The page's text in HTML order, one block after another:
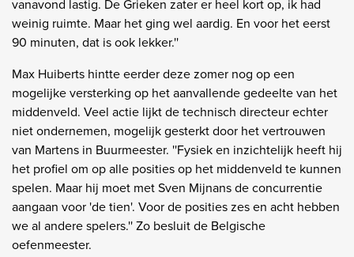
vanavond lastig. De Grieken zater er heel kort op, ik had
weinig ruimte. Maar het ging wel aardig. En voor het eerst
90 minuten, dat is ook lekker.''
Max Huiberts hintte eerder deze zomer nog op een
mogelijke versterking op het aanvallende gedeelte van het
middenveld. Veel actie lijkt de technisch directeur echter
niet ondernemen, mogelijk gesterkt door het vertrouwen
van Martens in Buurmeester. ''Fysiek en inzichtelijk heeft hij
het profiel om op alle posities op het middenveld te kunnen
spelen. Maar hij moet met Sven Mijnans de concurrentie
aangaan voor 'de tien'. Voor de posities zes en acht hebben
we al andere spelers.'' Zo besluit de Belgische
oefenmeester.